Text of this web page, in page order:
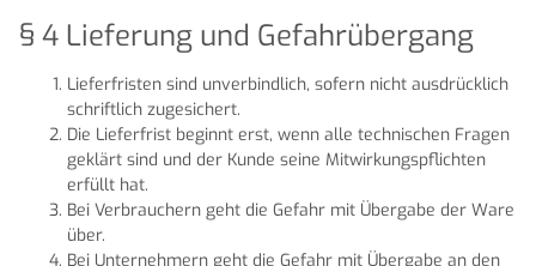
§ 4 Lieferung und Gefahrübergang
Lieferfristen sind unverbindlich, sofern nicht ausdrücklich
schriftlich zugesichert.
Die Lieferfrist beginnt erst, wenn alle technischen Fragen
geklärt sind und der Kunde seine Mitwirkungspflichten
erfüllt hat.
Bei Verbrauchern geht die Gefahr mit Übergabe der Ware
über.
Bei Unternehmern geht die Gefahr mit Übergabe an den